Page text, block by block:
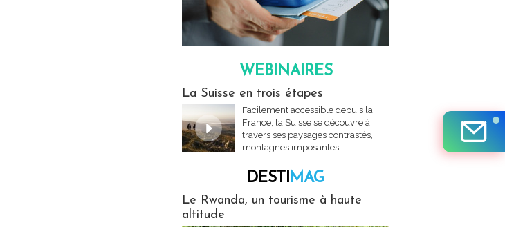
WEBINAIRES
La Suisse en trois étapes
Facilement accessible depuis la
France, la Suisse se découvre à
travers ses paysages contrastés,
montagnes imposantes,...
DESTIMAG
Le Rwanda, un tourisme à haute
altitude